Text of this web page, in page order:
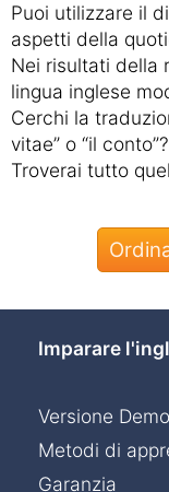
Puoi utilizzare il
aspetti della
Nei risultati della
lingua inglese
Cerchi la
vitae” o “il conto”?
Troverai tutto
Imparare
Versione Demo
Metodi di
Garanzia